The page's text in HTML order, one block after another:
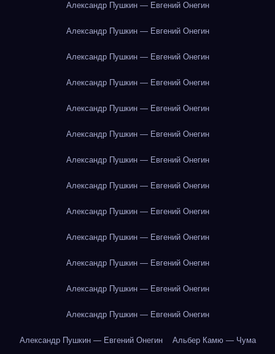
Александр Пушкин — Евгений Онегин
Александр Пушкин — Евгений Онегин
Александр Пушкин — Евгений Онегин
Александр Пушкин — Евгений Онегин
Александр Пушкин — Евгений Онегин
Александр Пушкин — Евгений Онегин
Александр Пушкин — Евгений Онегин
Александр Пушкин — Евгений Онегин
Александр Пушкин — Евгений Онегин
Александр Пушкин — Евгений Онегин
Александр Пушкин — Евгений Онегин
Александр Пушкин — Евгений Онегин
Александр Пушкин — Евгений Онегин
Александр Пушкин — Евгений Онегин Альбер Камю — Чума